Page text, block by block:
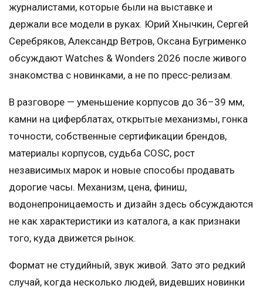
журналистами, которые были на выставке и
держали все модели в руках. Юрий Хнычкин, Сергей
Серебряков, Александр Ветров, Оксана Бугрименко
обсуждают Watches & Wonders 2026 после живого
знакомства с новинками, а не по пресс-релизам.
В разговоре — уменьшение корпусов до 36–39 мм,
камни на циферблатах, открытые механизмы, гонка
точности, собственные сертификации брендов,
материалы корпусов, судьба COSC, рост
независимых марок и новые способы продавать
дорогие часы. Механизм, цена, финиш,
водонепроницаемость и дизайн здесь обсуждаются
не как характеристики из каталога, а как признаки
того, куда движется рынок.
Формат не студийный, звук живой. Зато это редкий
случай, когда несколько людей, видевших новинки